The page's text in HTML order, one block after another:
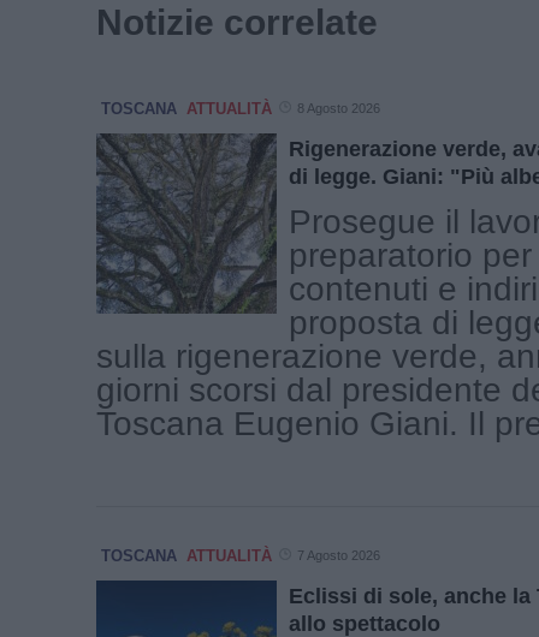
Notizie correlate
TOSCANA ATTUALITÀ 8 Agosto 2026
Rigenerazione verde,
di legge. Giani: "Più
Prosegue il
preparatorio
contenuti e
proposta di
sulla rigenerazione verde,
giorni scorsi dal presidente
Toscana Eugenio Giani. Il
TOSCANA ATTUALITÀ 7 Agosto 2026
Eclissi di sole, anche la
allo spettacolo